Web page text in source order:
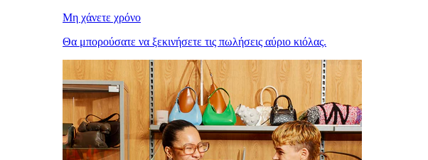
Μη χάνετε χρόνο
Θα μπορούσατε να ξεκινήσετε τις πωλήσεις αύριο κιόλας.